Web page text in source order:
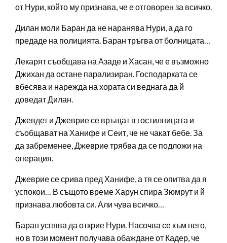
от Нури, който му признава, че е отговорен за всичко.
Дилан моли Баран да не наранява Нури, а да го
предаде на полицията. Баран тръгва от болницата…
Лекарят съобщава на Азаде и Хасан, че е възможно
Джихан да остане парализиран. Господарката се
вбесява и нарежда на хората си веднага да й
доведат Дилан.
Джевдет и Джеврие се връщат в гостилницата и
съобщават на Ханифе и Сеит, че не чакат бебе. За
да забременее, Джеврие трябва да се подложи на
операция.
Джеврие се срива пред Ханифе, а тя се опитва да я
успокои… В същото време Харун спира Зюмрут и й
признава любовта си. Али чува всичко…
Баран успява да открие Нури. Насочва се към него,
но в този момент получава обаждане от Кадер, че